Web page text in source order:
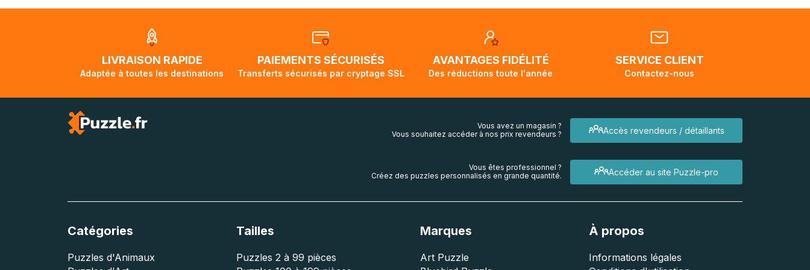
jusqu'à 2 mois et demi pour arriver à destination. Il est donc normal que pendant la
traversée, le suivi de votre commande ne soit pas modifié. Ce dernier reprendra
lorsque votre colis aura touché terre.
LIVRAISON RAPIDE
Adaptée à toutes les destinations
PAIEMENTS SÉCURISÉS
Transferts sécurisés par cryptage SSL
AVANTAGES FIDÉLITÉ
Des réductions toute l'année
SERVICE CLIENT
Contactez-nous
Accès revendeurs / détaillants
Vous avez un magasin ?
Vous souhaitez accéder à nos prix revendeurs ?
Accéder au site Puzzle-pro
Vous êtes professionnel ?
Créez des puzzles personnalisés en grande quantité.
Catégories
Puzzles d'Animaux
Tailles
Puzzles 2 à 99 pièces
Marques
Art Puzzle
À propos
Informations légales